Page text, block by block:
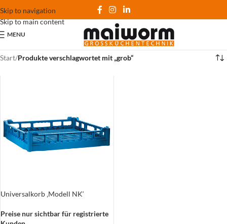
Skip to navigation
Skip to main content
MENU
Start/Produkte verschlagwortet mit „grob“
Universalkorb ‚Modell NK‘
Preise nur sichtbar für registrierte